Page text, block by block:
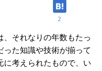
2
それなりの年数もたっ
った知識や技術が揃って
に考えられたもので、い